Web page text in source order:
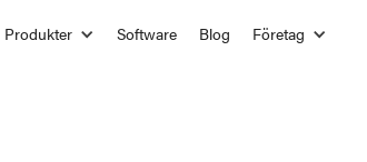
Produkter Software Blog Företag